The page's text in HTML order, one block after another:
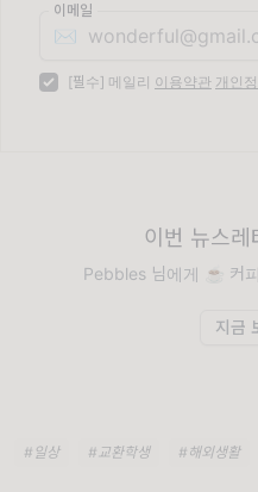
이메일
✉️
[필수] 메일리 이용약관 개인
이번 뉴스레
Pebbles 님에게 ☕️ 커
지금
#일상 #교환학생 #해외생활